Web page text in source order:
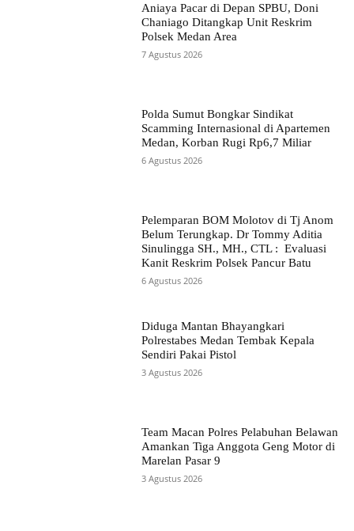
Aniaya Pacar di Depan SPBU, Doni
Chaniago Ditangkap Unit Reskrim
Polsek Medan Area
7 Agustus 2026
Polda Sumut Bongkar Sindikat
Scamming Internasional di Apartemen
Medan, Korban Rugi Rp6,7 Miliar
6 Agustus 2026
Pelemparan BOM Molotov di Tj Anom
Belum Terungkap. Dr Tommy Aditia
Sinulingga SH., MH., CTL : Evaluasi
Kanit Reskrim Polsek Pancur Batu
6 Agustus 2026
Diduga Mantan Bhayangkari
Polrestabes Medan Tembak Kepala
Sendiri Pakai Pistol
3 Agustus 2026
Team Macan Polres Pelabuhan Belawan
Amankan Tiga Anggota Geng Motor di
Marelan Pasar 9
3 Agustus 2026